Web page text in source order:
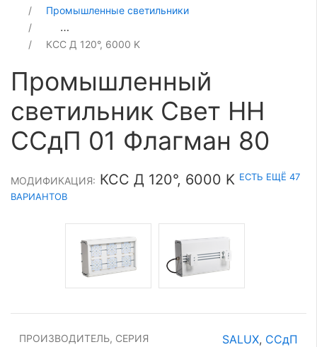
Промышленные светильники
Промышленный светильник Свет НН ССдП 01
КСС Д 120°, 6000 K
Промышленный
светильник Свет НН
ССдП 01 Флагман 80
МОДИФИКАЦИЯ: КСС Д 120°, 6000 K ЕСТЬ ЕЩЁ 47
ВАРИАНТОВ
ПРОИЗВОДИТЕЛЬ, СЕРИЯ SALUX, ССдП